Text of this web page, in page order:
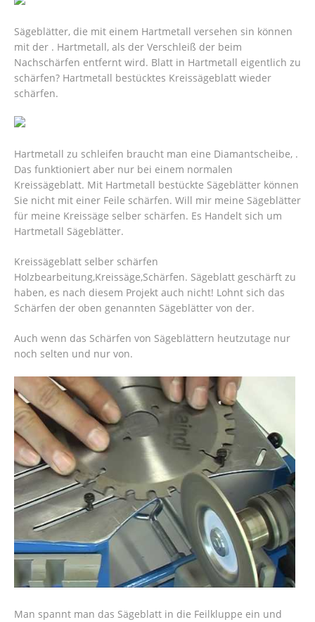
Sägeblätter, die mit einem Hartmetall versehen sin können
mit der . Hartmetall, als der Verschleiß der beim
Nachschärfen entfernt wird. Blatt in Hartmetall eigentlich zu
schärfen? Hartmetall bestücktes Kreissägeblatt wieder
schärfen.
Hartmetall zu schleifen braucht man eine Diamantscheibe, .
Das funktioniert aber nur bei einem normalen
Kreissägeblatt. Mit Hartmetall bestückte Sägeblätter können
Sie nicht mit einer Feile schärfen. Will mir meine Sägeblätter
für meine Kreissäge selber schärfen. Es Handelt sich um
Hartmetall Sägeblätter.
Kreissägeblatt selber schärfen
Holzbearbeitung,Kreissäge,Schärfen. Sägeblatt geschärft zu
haben, es nach diesem Projekt auch nicht! Lohnt sich das
Schärfen der oben genannten Sägeblätter von der.
Auch wenn das Schärfen von Sägeblättern heutzutage nur
noch selten und nur von.
Man spannt man das Sägeblatt in die Feilkluppe ein und